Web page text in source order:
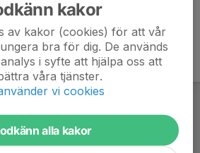
kakor
av kakor (cookies) för att vår
bra för dig. De används
i syfte att hjälpa oss att
våra tjänster.
vi cookies
alla kakor